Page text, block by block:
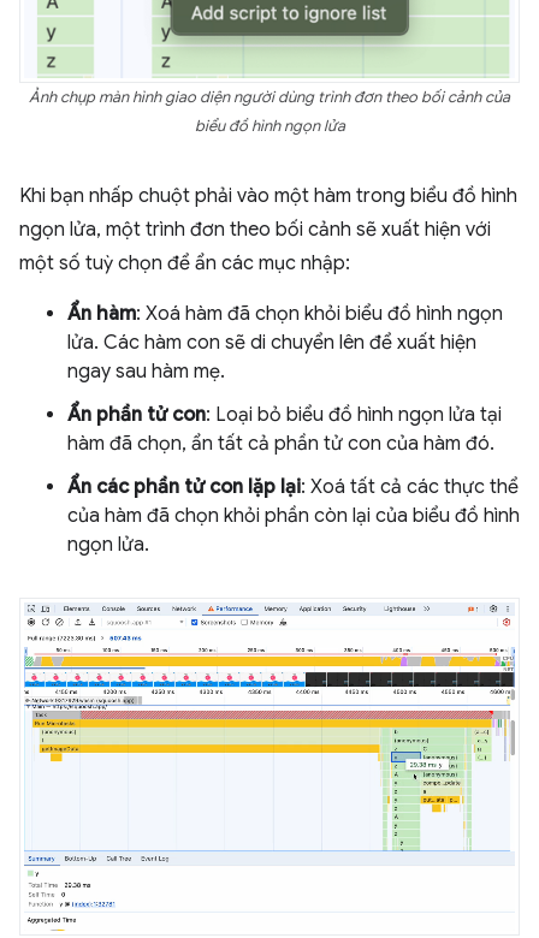
Ảnh chụp màn hình giao diện người dùng trình đơn theo bối cảnh của
biểu đồ hình ngọn lửa
Khi bạn nhấp chuột phải vào một hàm trong biểu đồ hình
ngọn lửa, một trình đơn theo bối cảnh sẽ xuất hiện với
một số tuỳ chọn để ẩn các mục nhập:
Ẩn hàm: Xoá hàm đã chọn khỏi biểu đồ hình ngọn
lửa. Các hàm con sẽ di chuyển lên để xuất hiện
ngay sau hàm mẹ.
Ẩn phần tử con: Loại bỏ biểu đồ hình ngọn lửa tại
hàm đã chọn, ẩn tất cả phần tử con của hàm đó.
Ẩn các phần tử con lặp lại: Xoá tất cả các thực thể
của hàm đã chọn khỏi phần còn lại của biểu đồ hình
ngọn lửa.